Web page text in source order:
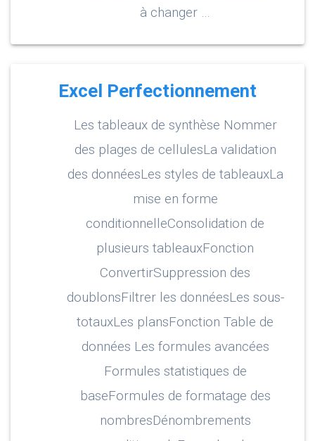
à changer …
Excel Perfectionnement
Les tableaux de synthèse Nommer
des plages de cellulesLa validation
des donnéesLes styles de tableauxLa
mise en forme
conditionnelleConsolidation de
plusieurs tableauxFonction
ConvertirSuppression des
doublonsFiltrer les donnéesLes sous-
totauxLes plansFonction Table de
données Les formules avancées
Formules statistiques de
baseFormules de formatage des
nombresDénombrements